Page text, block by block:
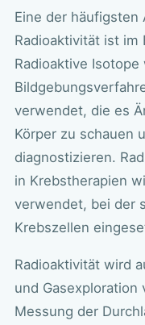
Eine der häufigsten
Radioaktivität ist im
Radioaktive
verwendet, die es
Körper zu schauen
diagnostizieren.
in Krebstherapien
verwendet, bei der
Krebszellen
Radioaktivität wird
und
Messung der